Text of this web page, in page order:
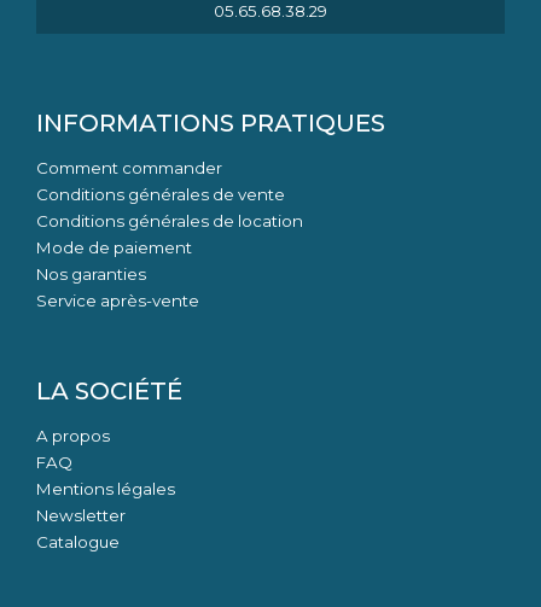
05.65.68.38.29
INFORMATIONS PRATIQUES
Comment commander
Conditions générales de vente
Conditions générales de location
Mode de paiement
Nos garanties
Service après-vente
LA SOCIÉTÉ
A propos
FAQ
Mentions légales
Newsletter
Catalogue